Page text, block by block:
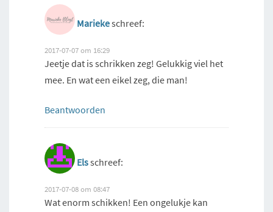
Mariekeschreef:
2017-07-07 om 16:29
Jeetje dat is schrikken zeg! Gelukkig viel het
mee. En wat een eikel zeg, die man!
Beantwoorden
Elsschreef:
2017-07-08 om 08:47
Wat enorm schikken! Een ongelukje kan